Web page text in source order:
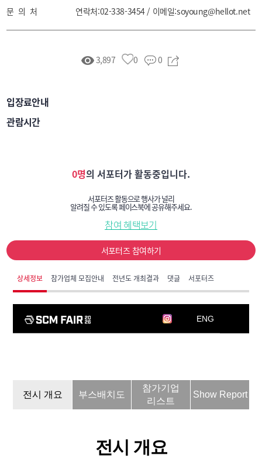
문 의 처
연락처:02-338-3454 / 이메일:soyoung@hellot.net
3,897 0 0
입장료안내
관람시간
0명의 서포터가 활동중입니다.
서포터즈 활동으로 행사가 널리
알려질 수 있도록 페이스북에 공유해주세요.
참여 혜택보기
서포터즈 참여하기
상세정보 참가업체 모집안내 전년도 개최결과 댓글 서포터즈